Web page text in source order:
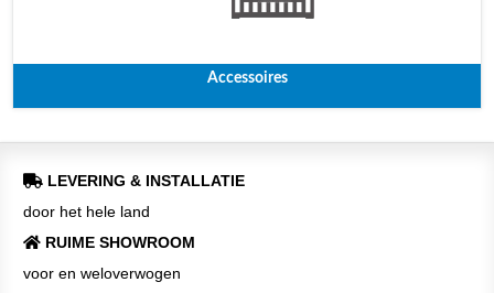
Accessoires
LEVERING & INSTALLATIE
door het hele land
RUIME SHOWROOM
voor en weloverwogen